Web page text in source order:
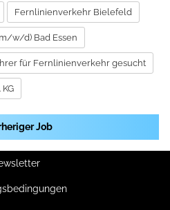
Fernlinienverkehr Bielefeld
w/d) Bad Essen
für Fernlinienverkehr gesucht
Job